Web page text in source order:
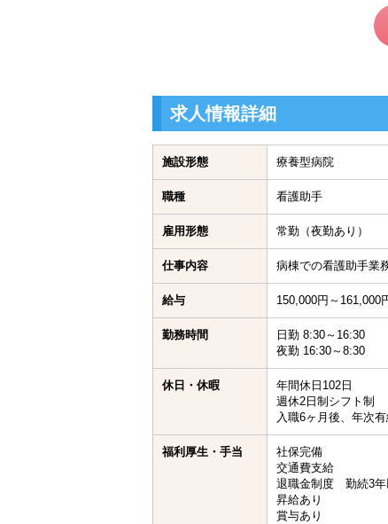
求人情報詳細
施設形態 療養型病院
職種 看護助手
雇用形態 常勤（夜勤あり）
仕事内容 病棟での看護助手業
給与 150,000円～161,000
勤務時間
日勤 8:30～16:30
夜勤 16:30～8:30
休日・休暇
年間休日102日
週休2日制シフト制
入職6ヶ月後、年次
福利厚生・手当
社保完備
交通費支給
退職金制度 勤続3年
昇給あり
賞与あり